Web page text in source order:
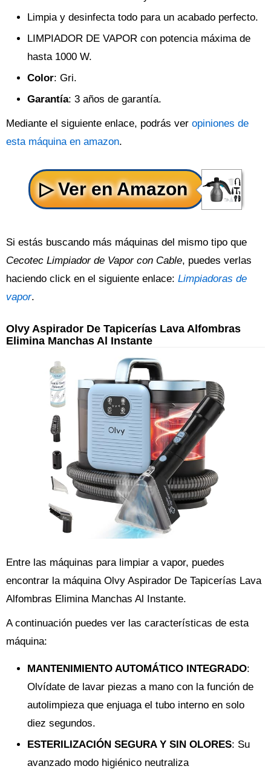
Limpia y desinfecta todo para un acabado perfecto.
LIMPIADOR DE VAPOR con potencia máxima de
hasta 1000 W.
Color: Gri.
Garantía: 3 años de garantía.
Mediante el siguiente enlace, podrás ver opiniones de
esta máquina en amazon.
Si estás buscando más máquinas del mismo tipo que
Cecotec Limpiador de Vapor con Cable, puedes verlas
haciendo click en el siguiente enlace: Limpiadoras de
vapor.
Olvy Aspirador De Tapicerías Lava Alfombras
Elimina Manchas Al Instante
Entre las máquinas para limpiar a vapor, puedes
encontrar la máquina Olvy Aspirador De Tapicerías Lava
Alfombras Elimina Manchas Al Instante.
A continuación puedes ver las características de esta
máquina:
MANTENIMIENTO AUTOMÁTICO INTEGRADO:
Olvídate de lavar piezas a mano con la función de
autolimpieza que enjuaga el tubo interno en solo
diez segundos.
ESTERILIZACIÓN SEGURA Y SIN OLORES: Su
avanzado modo higiénico neutraliza